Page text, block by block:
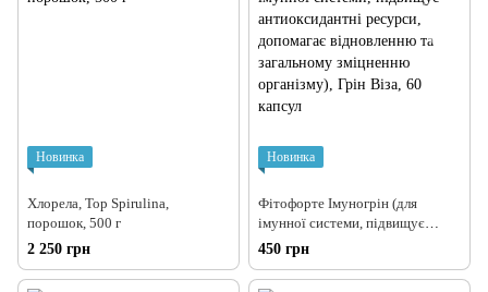
Новинка
Хлорела, Top Spirulina,
порошок, 500 г
2 250 грн
Новинка
Фітофорте Імуногрін (для
імунної системи, підвищує
антиоксидантні ресурси,
допомагає відновленню та
загальному зміцненню
450 грн